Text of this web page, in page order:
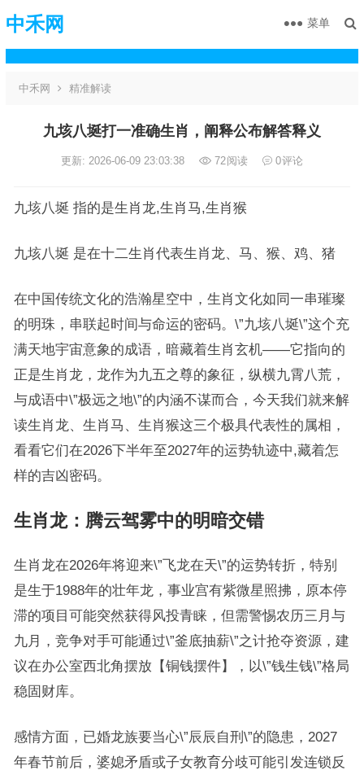
中禾网 菜单
中禾网 精准解读
九垓八埏打一准确生肖，阐释公布解答释义
更新: 2026-06-09 23:03:38 72阅读 0评论
九垓八埏 指的是生肖龙,生肖马,生肖猴
九垓八埏 是在十二生肖代表生肖龙、马、猴、鸡、猪
在中国传统文化的浩瀚星空中，生肖文化如同一串璀璨
的明珠，串联起时间与命运的密码。\”九垓八埏\”这个充
满天地宇宙意象的成语，暗藏着生肖玄机——它指向的
正是生肖龙，龙作为九五之尊的象征，纵横九霄八荒，
与成语中\”极远之地\”的内涵不谋而合，今天我们就来解
读生肖龙、生肖马、生肖猴这三个极具代表性的属相，
看看它们在2026下半年至2027年的运势轨迹中,藏着怎
样的吉凶密码。
生肖龙：腾云驾雾中的明暗交错
生肖龙在2026年将迎来\”飞龙在天\”的运势转折，特别
是生于1988年的壮年龙，事业宫有紫微星照拂，原本停
滞的项目可能突然获得风投青睐，但需警惕农历三月与
九月，竞争对手可能通过\”釜底抽薪\”之计抢夺资源，建
议在办公室西北角摆放【铜钱摆件】，以\”钱生钱\”格局
稳固财库。
感情方面，已婚龙族要当心\”辰辰自刑\”的隐患，2027
年春节前后，婆媳矛盾或子女教育分歧可能引发连锁反